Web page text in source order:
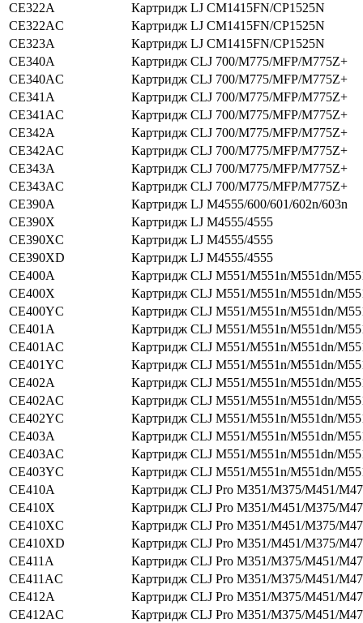
CE322A
Картридж LJ CM1415FN/CP1525N
CE322AC
Картридж LJ CM1415FN/CP1525N
CE323A
Картридж LJ CM1415FN/CP1525N
CE340A
Картридж CLJ 700/M775/MFP/M775Z+
CE340AC
Картридж CLJ 700/M775/MFP/M775Z+
CE341A
Картридж CLJ 700/M775/MFP/M775Z+
CE341AC
Картридж CLJ 700/M775/MFP/M775Z+
CE342A
Картридж CLJ 700/M775/MFP/M775Z+
CE342AC
Картридж CLJ 700/M775/MFP/M775Z+
CE343A
Картридж CLJ 700/M775/MFP/M775Z+
CE343AC
Картридж CLJ 700/M775/MFP/M775Z+
CE390A
Картридж LJ M4555/600/601/602n/603n
CE390X
Картридж LJ M4555/4555
CE390XC
Картридж LJ M4555/4555
CE390XD
Картридж LJ M4555/4555
CE400A
Картридж CLJ M551/M551n/M551dn/
CE400X
Картридж CLJ M551/M551n/M551dn/
CE400YC
Картридж CLJ M551/M551n/M551dn/
CE401A
Картридж CLJ M551/M551n/M551dn/
CE401AC
Картридж CLJ M551/M551n/M551dn/
CE401YC
Картридж CLJ M551/M551n/M551dn/
CE402A
Картридж CLJ M551/M551n/M551dn/
CE402AC
Картридж CLJ M551/M551n/M551dn/
CE402YC
Картридж CLJ M551/M551n/M551dn/
CE403A
Картридж CLJ M551/M551n/M551dn/
CE403AC
Картридж CLJ M551/M551n/M551dn/
CE403YC
Картридж CLJ M551/M551n/M551dn/
CE410A
Картридж CLJ Pro M351/M375/M451/
CE410X
Картридж CLJ Pro M351/M451/M375/
CE410XC
Картридж CLJ Pro M351/M451/M375/
CE410XD
Картридж CLJ Pro M351/M451/M375/
CE411A
Картридж CLJ Pro M351/M375/M451/
CE411AC
Картридж CLJ Pro M351/M375/M451/
CE412A
Картридж CLJ Pro M351/M375/M451/
CE412AC
Картридж CLJ Pro M351/M375/M451/